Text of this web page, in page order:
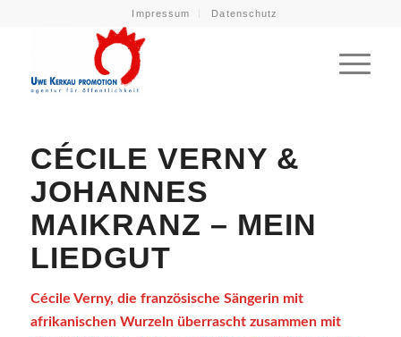
Impressum Datenschutz
CÉCILE VERNY &
JOHANNES
MAIKRANZ – MEIN
LIEDGUT
Cécile Verny, die französische Sängerin mit
afrikanischen Wurzeln überrascht zusammen mit